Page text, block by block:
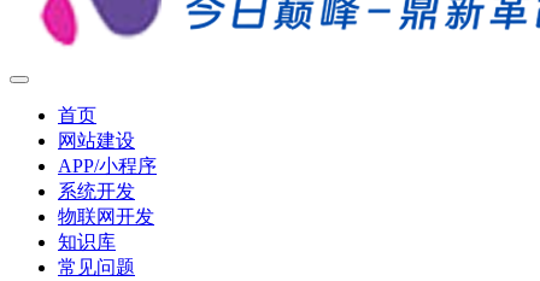
首页
网站建设
APP/小程序
系统开发
物联网开发
知识库
常见问题